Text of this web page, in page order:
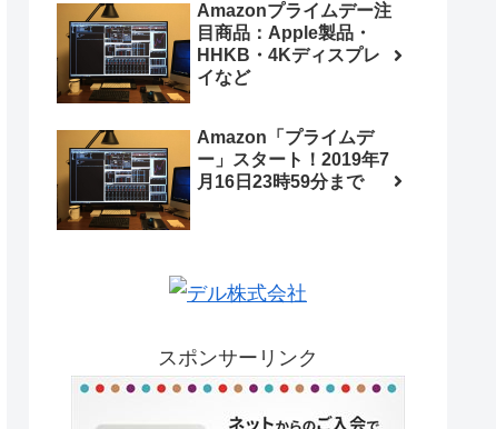
Amazonプライムデー注
目商品：Apple製品・
HHKB・4Kディスプレ
イなど
Amazon「プライムデ
ー」スタート！2019年7
月16日23時59分まで
スポンサーリンク